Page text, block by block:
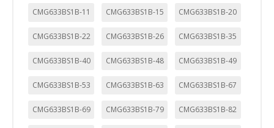
CMG633BS1B-11 CMG633BS1B-15 CMG633BS1B-20
CMG633BS1B-22 CMG633BS1B-26 CMG633BS1B-35
CMG633BS1B-40 CMG633BS1B-48 CMG633BS1B-49
CMG633BS1B-53 CMG633BS1B-63 CMG633BS1B-67
CMG633BS1B-69 CMG633BS1B-79 CMG633BS1B-82